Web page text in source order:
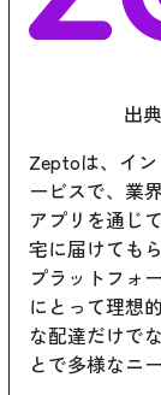
出
Zeptoは、イ
ービスで、業
アプリを通じ
宅に届けても
プラットフォ
にとって理想
な配達だけで
とで多様なニ